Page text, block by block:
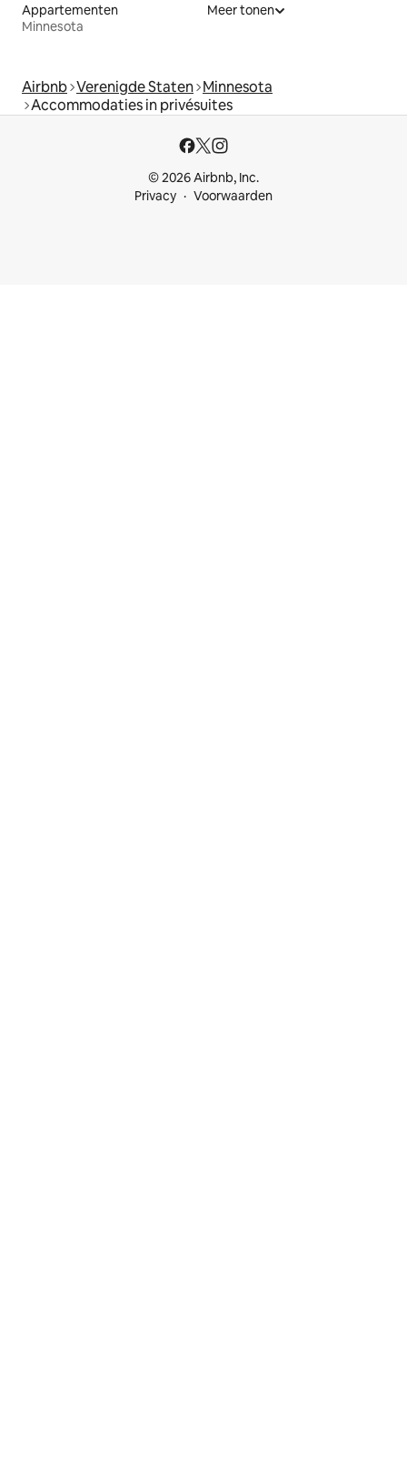
Appartementen
Minnesota
Meer tonen
Airbnb Verenigde Staten Minnesota
Accommodaties in privésuites
© 2026 Airbnb, Inc.
Privacy
Voorwaarden